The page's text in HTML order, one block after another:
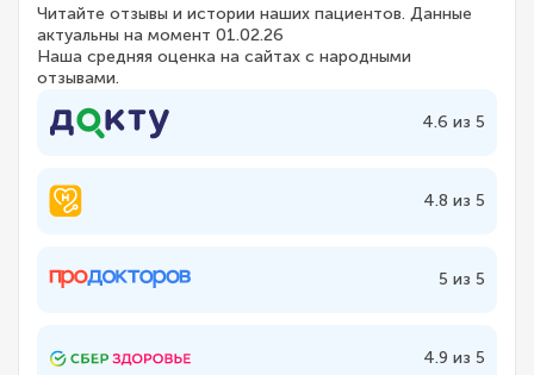
Читайте отзывы и истории наших пациентов. Данные
актуальны на момент 01.02.26
Наша средняя оценка на сайтах с народными
отзывами.
4.6 из 5
4.8 из 5
5 из 5
4.9 из 5